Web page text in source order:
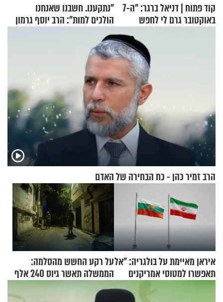
קוד פתוח | דניאל ברגר: "ה-7
באוקטובר גרם לי לחפש
"נתקענו. חשבנו שאנחנו
הולכים למות": הרב יוסף גרמון
בריאיון מרתק
הרב זמיר כהן - כח הבחירה של האדם
איראן מאיימת על בולגריה: "אל
תאפשרו למטוסי אמריקנים
להמריא מהשטח שלכם"
על רקע החשש מהסלמה:
הממשלה תאשר גיוס 240 אלף
אנשי מילואים